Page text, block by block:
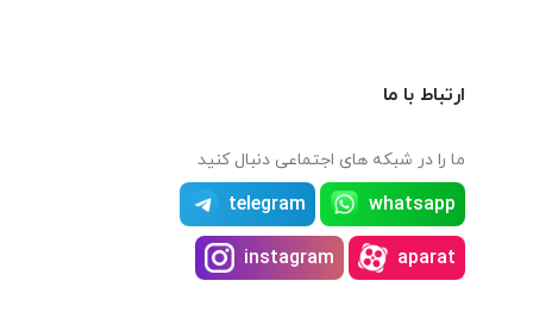
ارتباط با ما
ما را در شبکه های اجتماعی دنبال کنید
whatsapp
telegram
aparat
instagram